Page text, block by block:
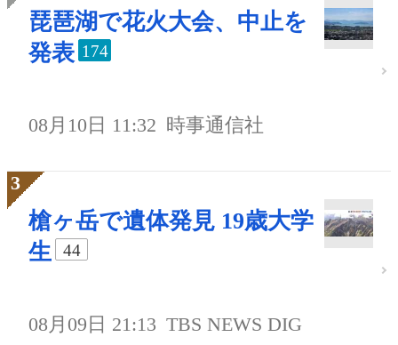
琵琶湖で花火大会、中止を
発表 174
08月10日 11:32 時事通信社
槍ヶ岳で遺体発見 19歳大学
生
44
08月09日 21:13 TBS NEWS DIG